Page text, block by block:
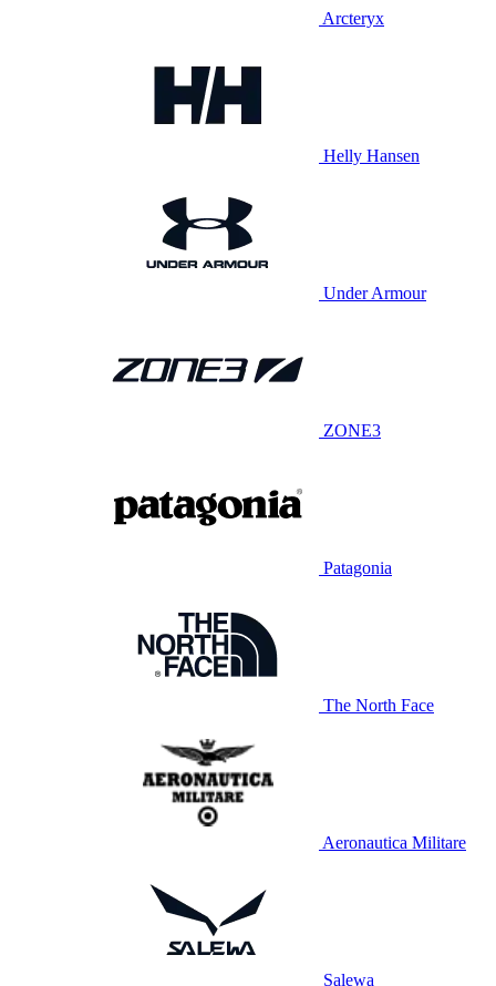
Arcteryx
Helly Hansen
Under Armour
ZONE3
Patagonia
The North Face
Aeronautica Militare
Salewa